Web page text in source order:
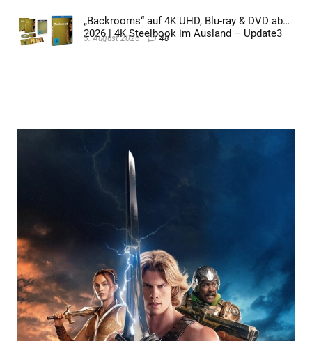
„Backrooms“ auf 4K UHD, Blu-ray & DVD ab
2026 | 4K Steelbook im Ausland – Update3
5. August 2026 48